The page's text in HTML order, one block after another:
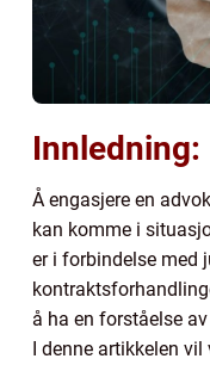
Innledning:
Å engasjere en
kan komme i
er i forbindelse med
å ha en forståelse
I denne artikkelen